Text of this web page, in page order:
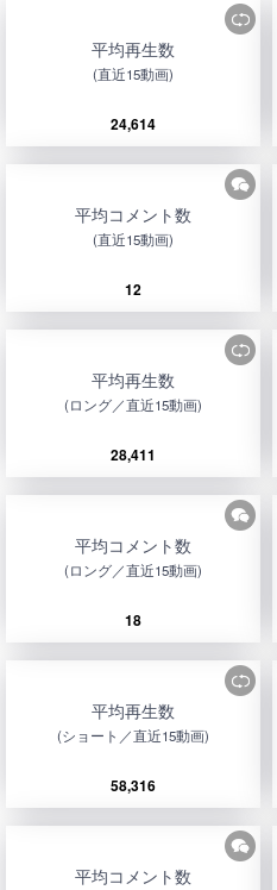
平均再生数
(直近15動画)
24,614
平均コメント数
(直近15動画)
12
平均再生数
(ロング／直近15動画)
28,411
平均コメント数
(ロング／直近15動画)
18
平均再生数
(ショート／直近15動画)
58,316
平均コメント数